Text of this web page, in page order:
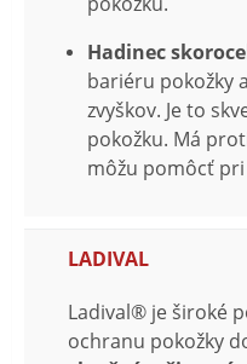
Hadinec
bariéru pokožky
zvyškov. Je to
pokožku. Má
môžu pomôcť pri
LADIVAL
Ladival® je široké
ochranu pokožky